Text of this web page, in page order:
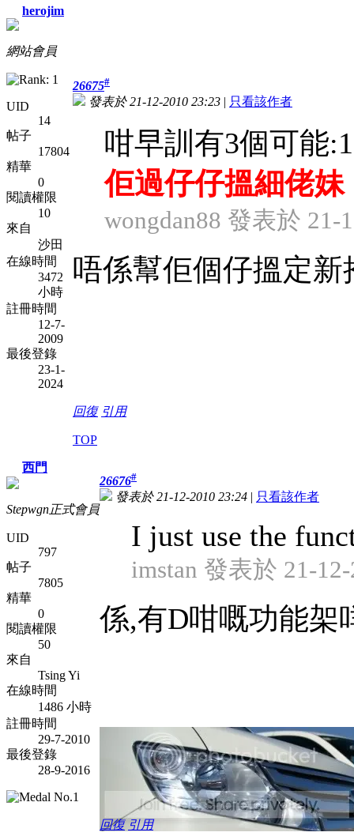
herojim
網站會員
UID
14
帖子
17804
精華
0
閱讀權限
10
來自
沙田
在線時間
3472
小時
註冊時間
12-7-
2009
最後登錄
23-1-
2024
26675#
發表於 21-12-2010 23:23 | 只看該作者
咁早訓有3個可能
佢過仔仔搵細佬妹
wongdan88 發表於 21-
唔係幫佢個仔搵定新
回復 引用
TOP
西門
Stepwgn正式會員
UID
797
帖子
7805
精華
0
閱讀權限
50
來自
Tsing Yi
在線時間
1486 小時
註冊時間
29-7-2010
最後登錄
28-9-2016
26676#
發表於 21-12-2010 23:24 | 只看該作者
I just use the
imstan 發表於 21-
係,有D咁嘅功能架
回復 引用